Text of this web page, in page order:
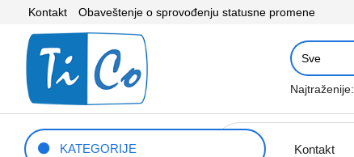
Kontakt Obaveštenje o sprovođenju statusne promene
Najtraženije:
KATEGORIJE Kontakt